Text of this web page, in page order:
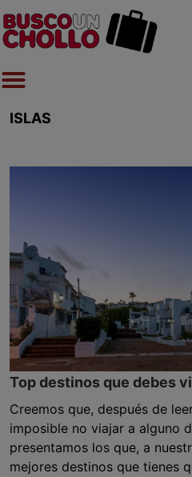
ISLAS
Top destinos que debes
Creemos que, después de
imposible no viajar a alguno
presentamos los que, a
mejores destinos que tienes